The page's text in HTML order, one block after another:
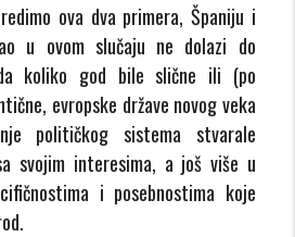
ova dva primera, Španiju i
u ovom slučaju ne dolazi do
koliko god bile slične ili (po
evropske države novog veka
političkog sistema stvarale
svojim interesima, a još više u
i posebnostima koje